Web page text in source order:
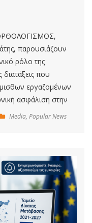
ΟΡΘΟΛΟΓΙΣΜΟΣ,
παρουσιάζουν
ρόλο της
διατάξεις που
εργαζομένων
ασφάλιση στην
Media, Popular News